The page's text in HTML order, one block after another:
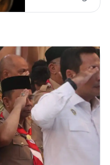
yang
Beda Sawit
Mentah vs
Minyak
Olahan